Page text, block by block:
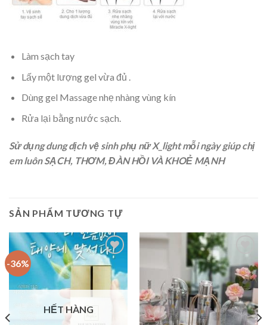
Làm sạch tay
Lấy một lượng gel vừa đủ .
Dùng gel Massage nhẹ nhàng vùng kín
Rửa lại bằng nước sạch.
Sử dụng dung dịch vệ sinh phụ nữ X_light mỗi ngày giúp chị
em luôn SẠCH, THƠM, ĐÀN HỒI VÀ KHOẺ MẠNH
SẢN PHẨM TƯƠNG TỰ
-36%
Add to
Wishlist
HẾT HÀNG
Add to
Wishlist